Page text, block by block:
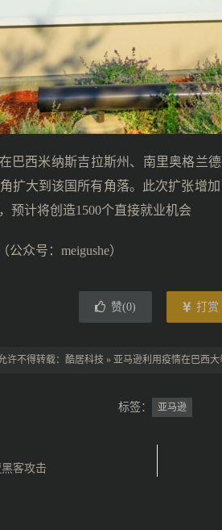
巴西米纳斯吉拉斯州、南里奥格兰
扩大到该国所有角落。此次扩张增
预计将创造1500个直接就业机会
众号：meigushe）
赞(0) 打赏
许不得转载： 酷居科技 » 亚马逊利用疫情在巴西
标签： 亚马逊
客攻击